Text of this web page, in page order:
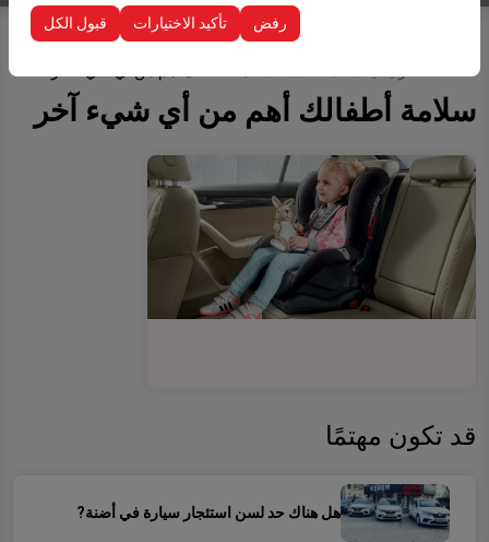
تجربتك على المنصة من خلال حفظ إعدادات واجهة المستخدم،
وتفضيلات اللغة، والإعدادات الأخرى.
رفض تأكيد الاختيارات قبول الكل
سلامة أطفالك أهم من أي شيء آخر
قد تكون مهتمًا
هل هناك حد لسن استئجار سيارة في أضنة?